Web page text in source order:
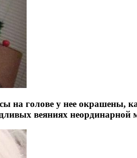
на голове у нее
веяниях неординарной